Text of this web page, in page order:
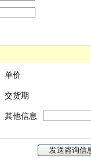
单价
交货期
其他信息